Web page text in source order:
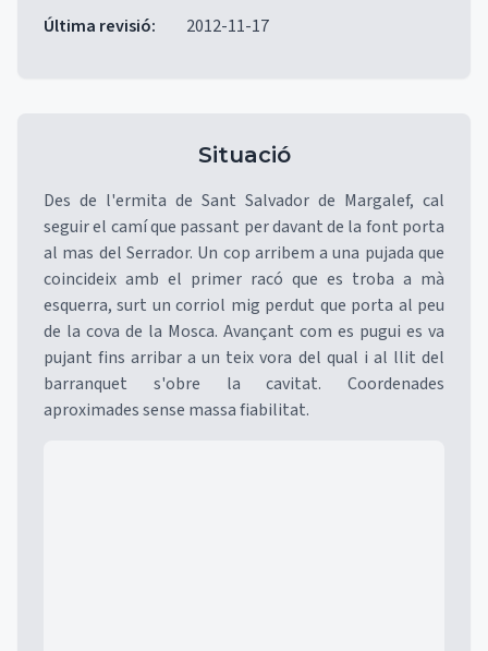
Última revisió: 2012-11-17
Situació
Des de l'ermita de Sant Salvador de Margalef, cal
seguir el camí que passant per davant de la font porta
al mas del Serrador. Un cop arribem a una pujada que
coincideix amb el primer racó que es troba a mà
esquerra, surt un corriol mig perdut que porta al peu
de la cova de la Mosca. Avançant com es pugui es va
pujant fins arribar a un teix vora del qual i al llit del
barranquet s'obre la cavitat. Coordenades
aproximades sense massa fiabilitat.